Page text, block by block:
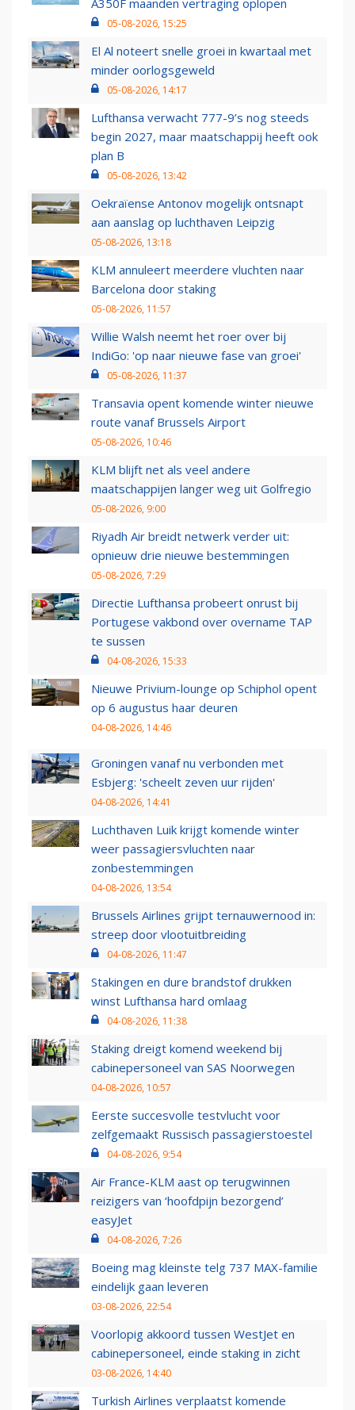
A350F maanden vertraging oplopen
05-08-2026, 15:25
El Al noteert snelle groei in kwartaal met
minder oorlogsgeweld
05-08-2026, 14:17
Lufthansa verwacht 777-9’s nog steeds
begin 2027, maar maatschappij heeft ook
plan B
05-08-2026, 13:42
Oekraïense Antonov mogelijk ontsnapt
aan aanslag op luchthaven Leipzig
05-08-2026, 13:18
KLM annuleert meerdere vluchten naar
Barcelona door staking
05-08-2026, 11:57
Willie Walsh neemt het roer over bij
IndiGo: 'op naar nieuwe fase van groei'
05-08-2026, 11:37
Transavia opent komende winter nieuwe
route vanaf Brussels Airport
05-08-2026, 10:46
KLM blijft net als veel andere
maatschappijen langer weg uit Golfregio
05-08-2026, 9:00
Riyadh Air breidt netwerk verder uit:
opnieuw drie nieuwe bestemmingen
05-08-2026, 7:29
Directie Lufthansa probeert onrust bij
Portugese vakbond over overname TAP
te sussen
04-08-2026, 15:33
Nieuwe Privium-lounge op Schiphol opent
op 6 augustus haar deuren
04-08-2026, 14:46
Groningen vanaf nu verbonden met
Esbjerg: 'scheelt zeven uur rijden'
04-08-2026, 14:41
Luchthaven Luik krijgt komende winter
weer passagiersvluchten naar
zonbestemmingen
04-08-2026, 13:54
Brussels Airlines grijpt ternauwernood in:
streep door vlootuitbreiding
04-08-2026, 11:47
Stakingen en dure brandstof drukken
winst Lufthansa hard omlaag
04-08-2026, 11:38
Staking dreigt komend weekend bij
cabinepersoneel van SAS Noorwegen
04-08-2026, 10:57
Eerste succesvolle testvlucht voor
zelfgemaakt Russisch passagierstoestel
04-08-2026, 9:54
Air France-KLM aast op terugwinnen
reizigers van ‘hoofdpijn bezorgend’
easyJet
04-08-2026, 7:26
Boeing mag kleinste telg 737 MAX-familie
eindelijk gaan leveren
03-08-2026, 22:54
Voorlopig akkoord tussen WestJet en
cabinepersoneel, einde staking in zicht
03-08-2026, 14:40
Turkish Airlines verplaatst komende